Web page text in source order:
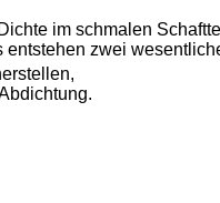
im schmalen
zwei